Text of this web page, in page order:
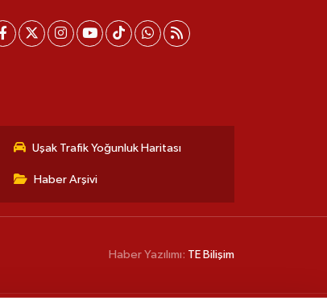
Uşak Trafik Yoğunluk Haritası
Haber Arşivi
Haber Yazılımı: TE Bilişim